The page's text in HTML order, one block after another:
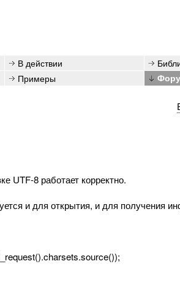
В действии
Примеры
UTF-8 работает корректно.
и для открытия, и для получения